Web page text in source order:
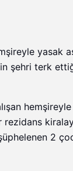
yasak
şehri terk
2